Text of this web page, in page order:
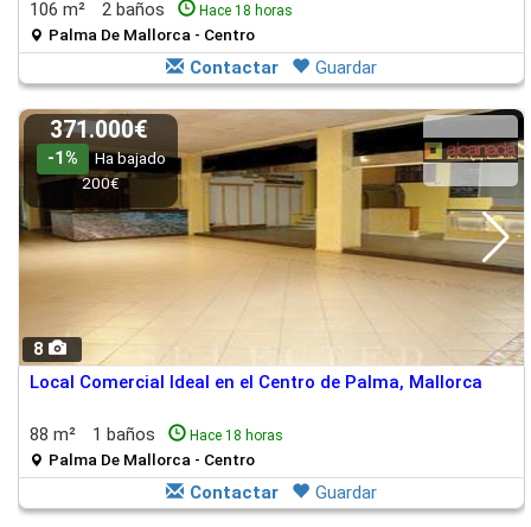
106 m² 2 baños Hace 18 horas
Palma De Mallorca - Centro
Contactar Guardar
8
371.000€
-1%
Ha bajado
200€
Local Comercial Ideal en el Centro de Palma, Mallorca
88 m² 1 baños Hace 18 horas
Palma De Mallorca - Centro
Contactar Guardar